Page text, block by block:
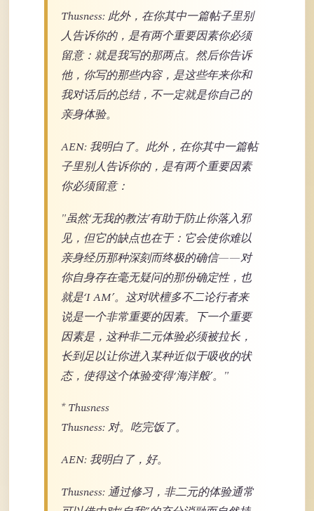
Thusness: 此外，在你其中一篇帖子里别
人告诉你的，是有两个重要因素你必须
留意：就是我写的那两点。然后你告诉
他，你写的那些内容，是这些年来你和
我对话后的总结，不一定就是你自己的
亲身体验。
AEN: 我明白了。此外，在你其中一篇帖
子里别人告诉你的，是有两个重要因素
你必须留意：
"虽然‘无我的教法’有助于防止你落入邪
见，但它的缺点也在于：它会使你难以
亲身经历那种深刻而终极的确信——对
你自身存在毫无疑问的那份确定性，也
就是‘I AM’。这对吠檀多不二论行者来
说是一个非常重要的因素。下一个重要
因素是，这种非二元体验必须被拉长，
长到足以让你进入某种近似于吸收的状
态，使得这个体验变得‘海洋般’。"
* Thusness
Thusness: 对。吃完饭了。
AEN: 我明白了，好。
Thusness: 通过修习，非二元的体验通常